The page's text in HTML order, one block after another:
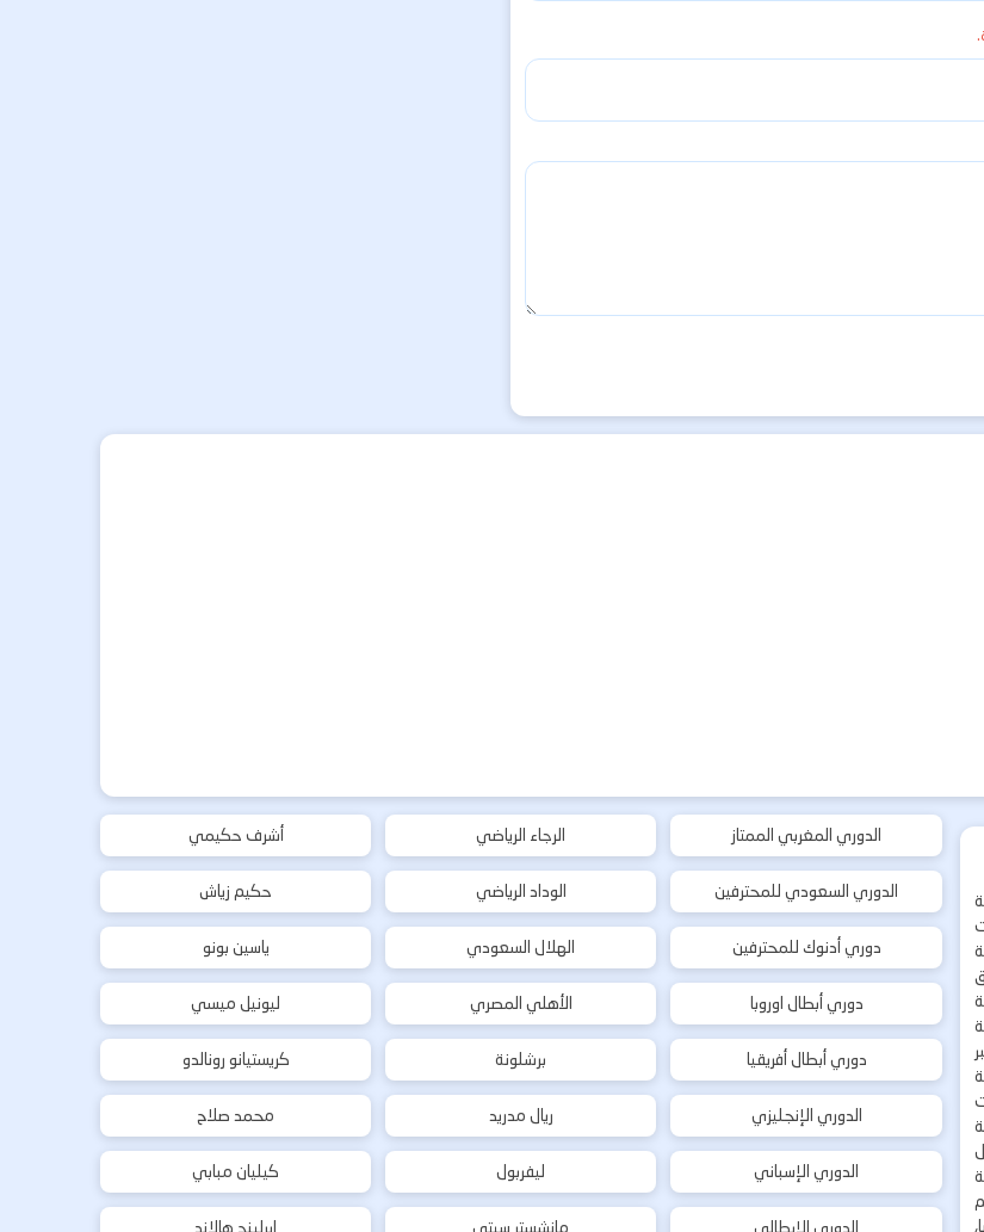
الدوري المغربي الممتاز
الدوري السعودي للمحترفين
دوري أدنوك للمحترفين
دوري أبطال اوروبا
دوري أبطال أفريقيا
الدوري الإنجليزي
الدوري الإسباني
الرجاء الرياضي
الوداد الرياضي
الهلال السعودي
الأهلي المصري
برشلونة
ريال مدريد
ليفربول
أشرف حكيمي
حكيم زياش
ياسين بونو
ليونيل ميسي
كريستيانو رونالدو
محمد صلاح
كيليان مبابي